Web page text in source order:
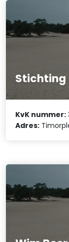
KvK nummer:
Adres: